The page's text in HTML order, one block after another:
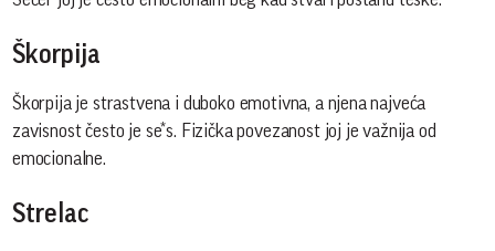
Škorpija
Škorpija je strastvena i duboko emotivna, a njena najveća
zavisnost često je se*s. Fizička povezanost joj je važnija od
emocionalne.
Strelac